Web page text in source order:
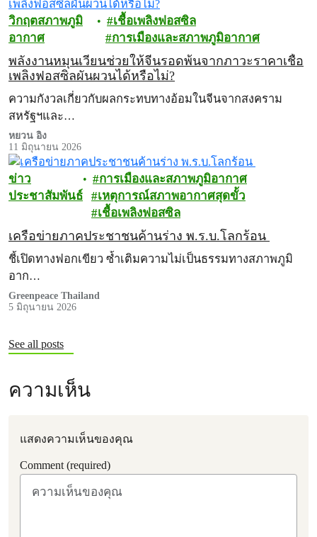
วิกฤตสภาพภูมิ
อากาศ
เชื้อเพลิงฟอสซิล
การเมืองและสภาพภูมิอากาศ
พลังงานหมุนเวียนช่วยให้จีนรอดพ้นจากภาวะราคาเชื้อ
เพลิงฟอสซิลผันผวนได้หรือไม่?
ความกังวลเกี่ยวกับผลกระทบทางอ้อมในจีนจากสงคราม
สหรัฐฯและ…
หยวน อิง
11 มิถุนายน 2026
ข่าว
ประชาสัมพันธ์
การเมืองและสภาพภูมิอากาศ
เหตุการณ์สภาพอากาศสุดขั้ว
เชื้อเพลิงฟอสซิล
เครือข่ายภาคประชาชนค้านร่าง พ.ร.บ.โลกร้อน
ชี้เปิดทางฟอกเขียว ซ้ำเติมความไม่เป็นธรรมทางสภาพภูมิ
อาก…
Greenpeace Thailand
5 มิถุนายน 2026
See all posts
ความเห็น
แสดงความเห็นของคุณ
Comment (required)